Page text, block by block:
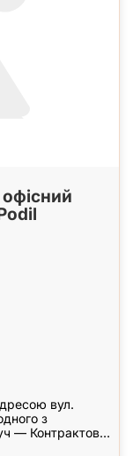
вул.
з
— Контрактова